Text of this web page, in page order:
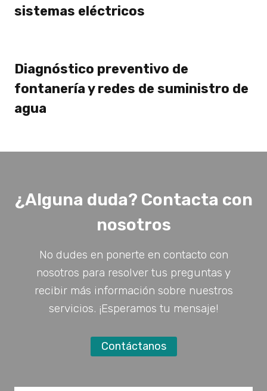
sistemas eléctricos
Diagnóstico preventivo de
fontanería y redes de suministro de
agua
¿Alguna duda? Contacta con
nosotros
No dudes en ponerte en contacto con
nosotros para resolver tus preguntas y
recibir más información sobre nuestros
servicios. ¡Esperamos tu mensaje!
Contáctanos